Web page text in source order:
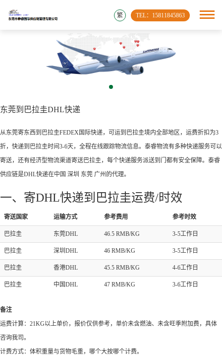
TEL：15811845863
繁
东莞到巴拉圭DHL快递
从东莞寄东西到巴拉圭FEDEX国际快递，可运到巴拉圭境内全部地区，运费折扣为3
折，快递到巴拉圭时间3-6天，全程在线跟踪物流信息。泰睿物流有多种快递服务可以
寄送，还有经济型物流渠道寄送巴拉圭，每个快递服务派送到门都有安全保障。泰睿
供应链是DHL快递在中国 深圳 东莞 广州的代理。
一、寄DHL快递到巴拉圭运费/时效
寄送国家 运输方式 参考费用 参考时效
巴拉圭 东莞DHL 46.5 RMB/KG 3-5工作日
巴拉圭 深圳DHL 46 RMB/KG 3-5工作日
巴拉圭 香港DHL 45.5 RMB/KG 4-6工作日
巴拉圭 中国DHL 47 RMB/KG 3-6工作日
备注
运费计算：21KG以上单价，报价仅供参考，单价未含燃油、未含旺季附加费，具体
咨询我司。
计费方式：体积重量与货物毛重，哪个大按哪个计费。